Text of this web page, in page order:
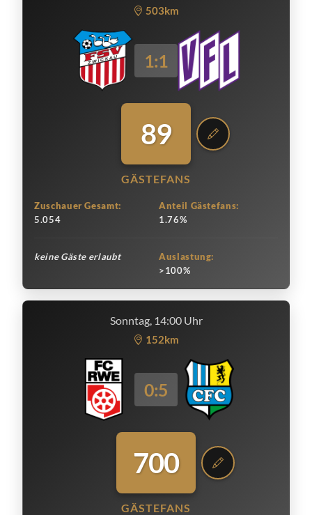
503km
1:1
89
GÄSTEFANS
Zuschauer Gesamt:
5.054
Anteil Gästefans:
1.76%
keine Gäste erlaubt
Auslastung:
>100%
Sonntag, 14:00 Uhr
152km
0:5
700
GÄSTEFANS